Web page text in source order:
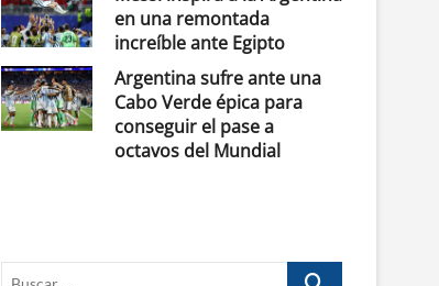
en una remontada
increíble ante Egipto
Argentina sufre ante una
Cabo Verde épica para
conseguir el pase a
octavos del Mundial
Buscar